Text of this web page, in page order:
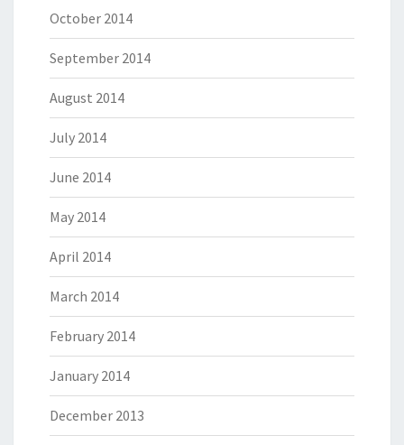
October 2014
September 2014
August 2014
July 2014
June 2014
May 2014
April 2014
March 2014
February 2014
January 2014
December 2013